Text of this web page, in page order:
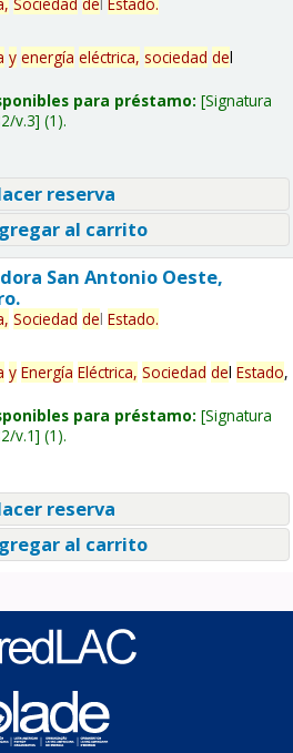
y energía eléctrica, sociedad del
para préstamo: Signatura
v.3 (1).
reserva
al carrito
San Antonio Oeste,
Sociedad del Estado.
y Energía Eléctrica, Sociedad del Estado,
para préstamo: Signatura
v.1 (1).
reserva
al carrito